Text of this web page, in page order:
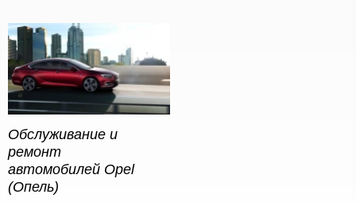
Обслуживание и
ремонт
автомобилей Opel
(Опель)